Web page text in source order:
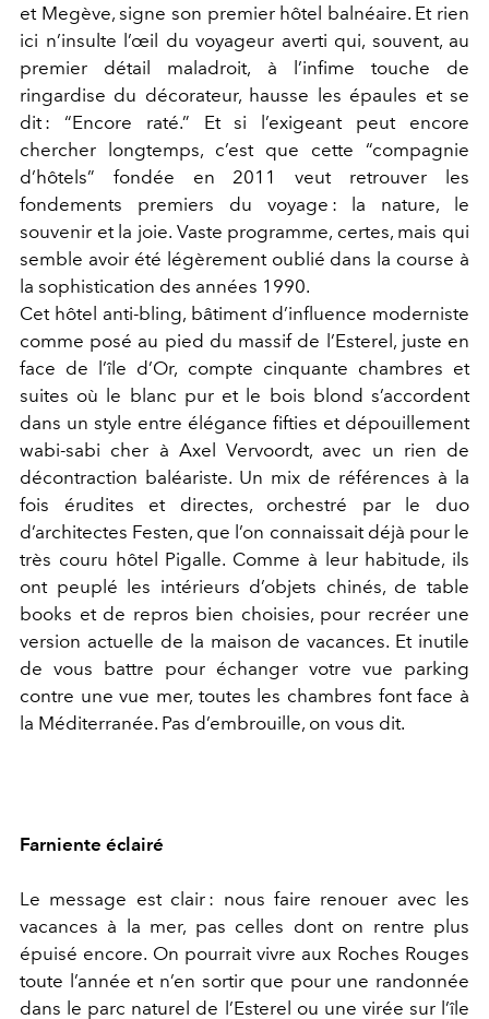
et Megève, signe son premier hôtel balnéaire. Et rien
ici n’insulte l’œil du voyageur averti qui, souvent, au
premier détail maladroit, à l’infime touche de
ringardise du décorateur, hausse les épaules et se
dit : “Encore raté.” Et si l’exigeant peut encore
chercher longtemps, c’est que cette “compagnie
d’hôtels” fondée en 2011 veut retrouver les
fondements premiers du voyage : la nature, le
souvenir et la joie. Vaste programme, certes, mais qui
semble avoir été légèrement oublié dans la course à
la sophistication des années 1990.
Cet hôtel anti-bling, bâtiment d’influence moderniste
comme posé au pied du massif de l’Esterel, juste en
face de l’île d’Or, compte cinquante chambres et
suites où le blanc pur et le bois blond s’accordent
dans un style entre élégance fifties et dépouillement
wabi-sabi cher à Axel Vervoordt, avec un rien de
décontraction baléariste. Un mix de références à la
fois érudites et directes, orchestré par le duo
d’architectes Festen, que l’on connaissait déjà pour le
très couru hôtel Pigalle. Comme à leur habitude, ils
ont peuplé les intérieurs d’objets chinés, de table
books et de repros bien choisies, pour recréer une
version actuelle de la maison de vacances. Et inutile
de vous battre pour échanger votre vue parking
contre une vue mer, toutes les chambres font face à
la Méditerranée. Pas d’embrouille, on vous dit.
Farniente éclairé
Le message est clair : nous faire renouer avec les
vacances à la mer, pas celles dont on rentre plus
épuisé encore. On pourrait vivre aux Roches Rouges
toute l’année et n’en sortir que pour une randonnée
dans le parc naturel de l’Esterel ou une virée sur l’île